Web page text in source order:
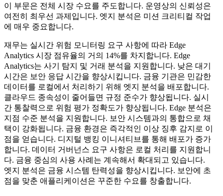
이 부문은 전체 시장 수요를 주도합니다. 운영상의 신뢰성은
여전히 ​​최우선 과제입니다. 엣지 분석은 미션 크리티컬 작업
에 매우 중요합니다.
재무는 실시간 위험 모니터링 요구 사항에 따라 Edge
Analytics 시장 점유율의 거의 14%를 차지합니다. Edge
Analytics는 사기 탐지 및 거래 분석을 지원합니다. 낮은 대기
시간은 보안 응답 시간을 향상시킵니다. 금융 기관은 민감한
데이터를 로컬에서 처리하기 위해 엣지 분석을 배포합니다.
클라우드 종속성이 줄어들면 규정 준수가 향상됩니다. 실시
간 통찰력으로 위험 평가 정확도가 향상됩니다. Edge 분석은
지점 수준 분석을 지원합니다. 보안 시스템과의 통합으로 채
택이 강화됩니다. 금융 환경은 즉각적인 이상 징후 감지로 이
점을 얻습니다. 디지털 뱅킹 이니셔티브를 통해 배포가 증가
합니다. 데이터 거버넌스 요구 사항은 로컬 처리를 지원합니
다. 금융 중심의 사용 사례는 계속해서 확대되고 있습니다.
엣지 분석은 금융 시스템 탄력성을 향상시킵니다. 보안에 초
점을 맞춘 애플리케이션은 꾸준한 수요를 창출합니다.